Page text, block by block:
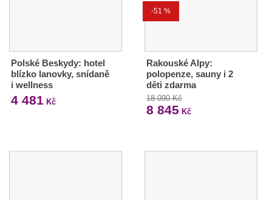
Polské Beskydy: hotel
blízko lanovky, snídaně
i wellness
4 481 Kč
-51 %
Rakouské Alpy:
polopenze, sauny i 2
děti zdarma
18 090 Kč
8 845 Kč